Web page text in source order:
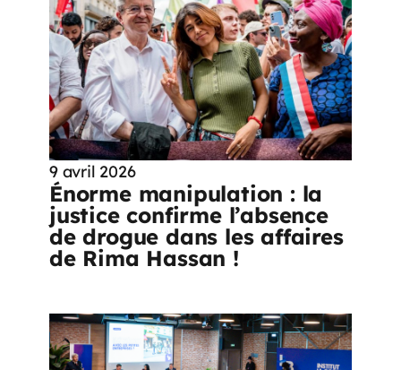
9 avril 2026
Énorme manipulation : la
justice confirme l’absence
de drogue dans les affaires
de Rima Hassan !